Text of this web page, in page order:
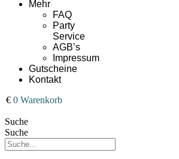
Mehr
FAQ
Party
Service
AGB’s
Impressum
Gutscheine
Kontakt
€ 0 Warenkorb
Suche
Suche